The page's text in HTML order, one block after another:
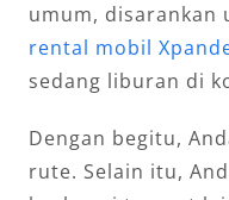
umum, disarankan
rental mobil
sedang liburan di
Dengan begitu,
rute. Selain itu,